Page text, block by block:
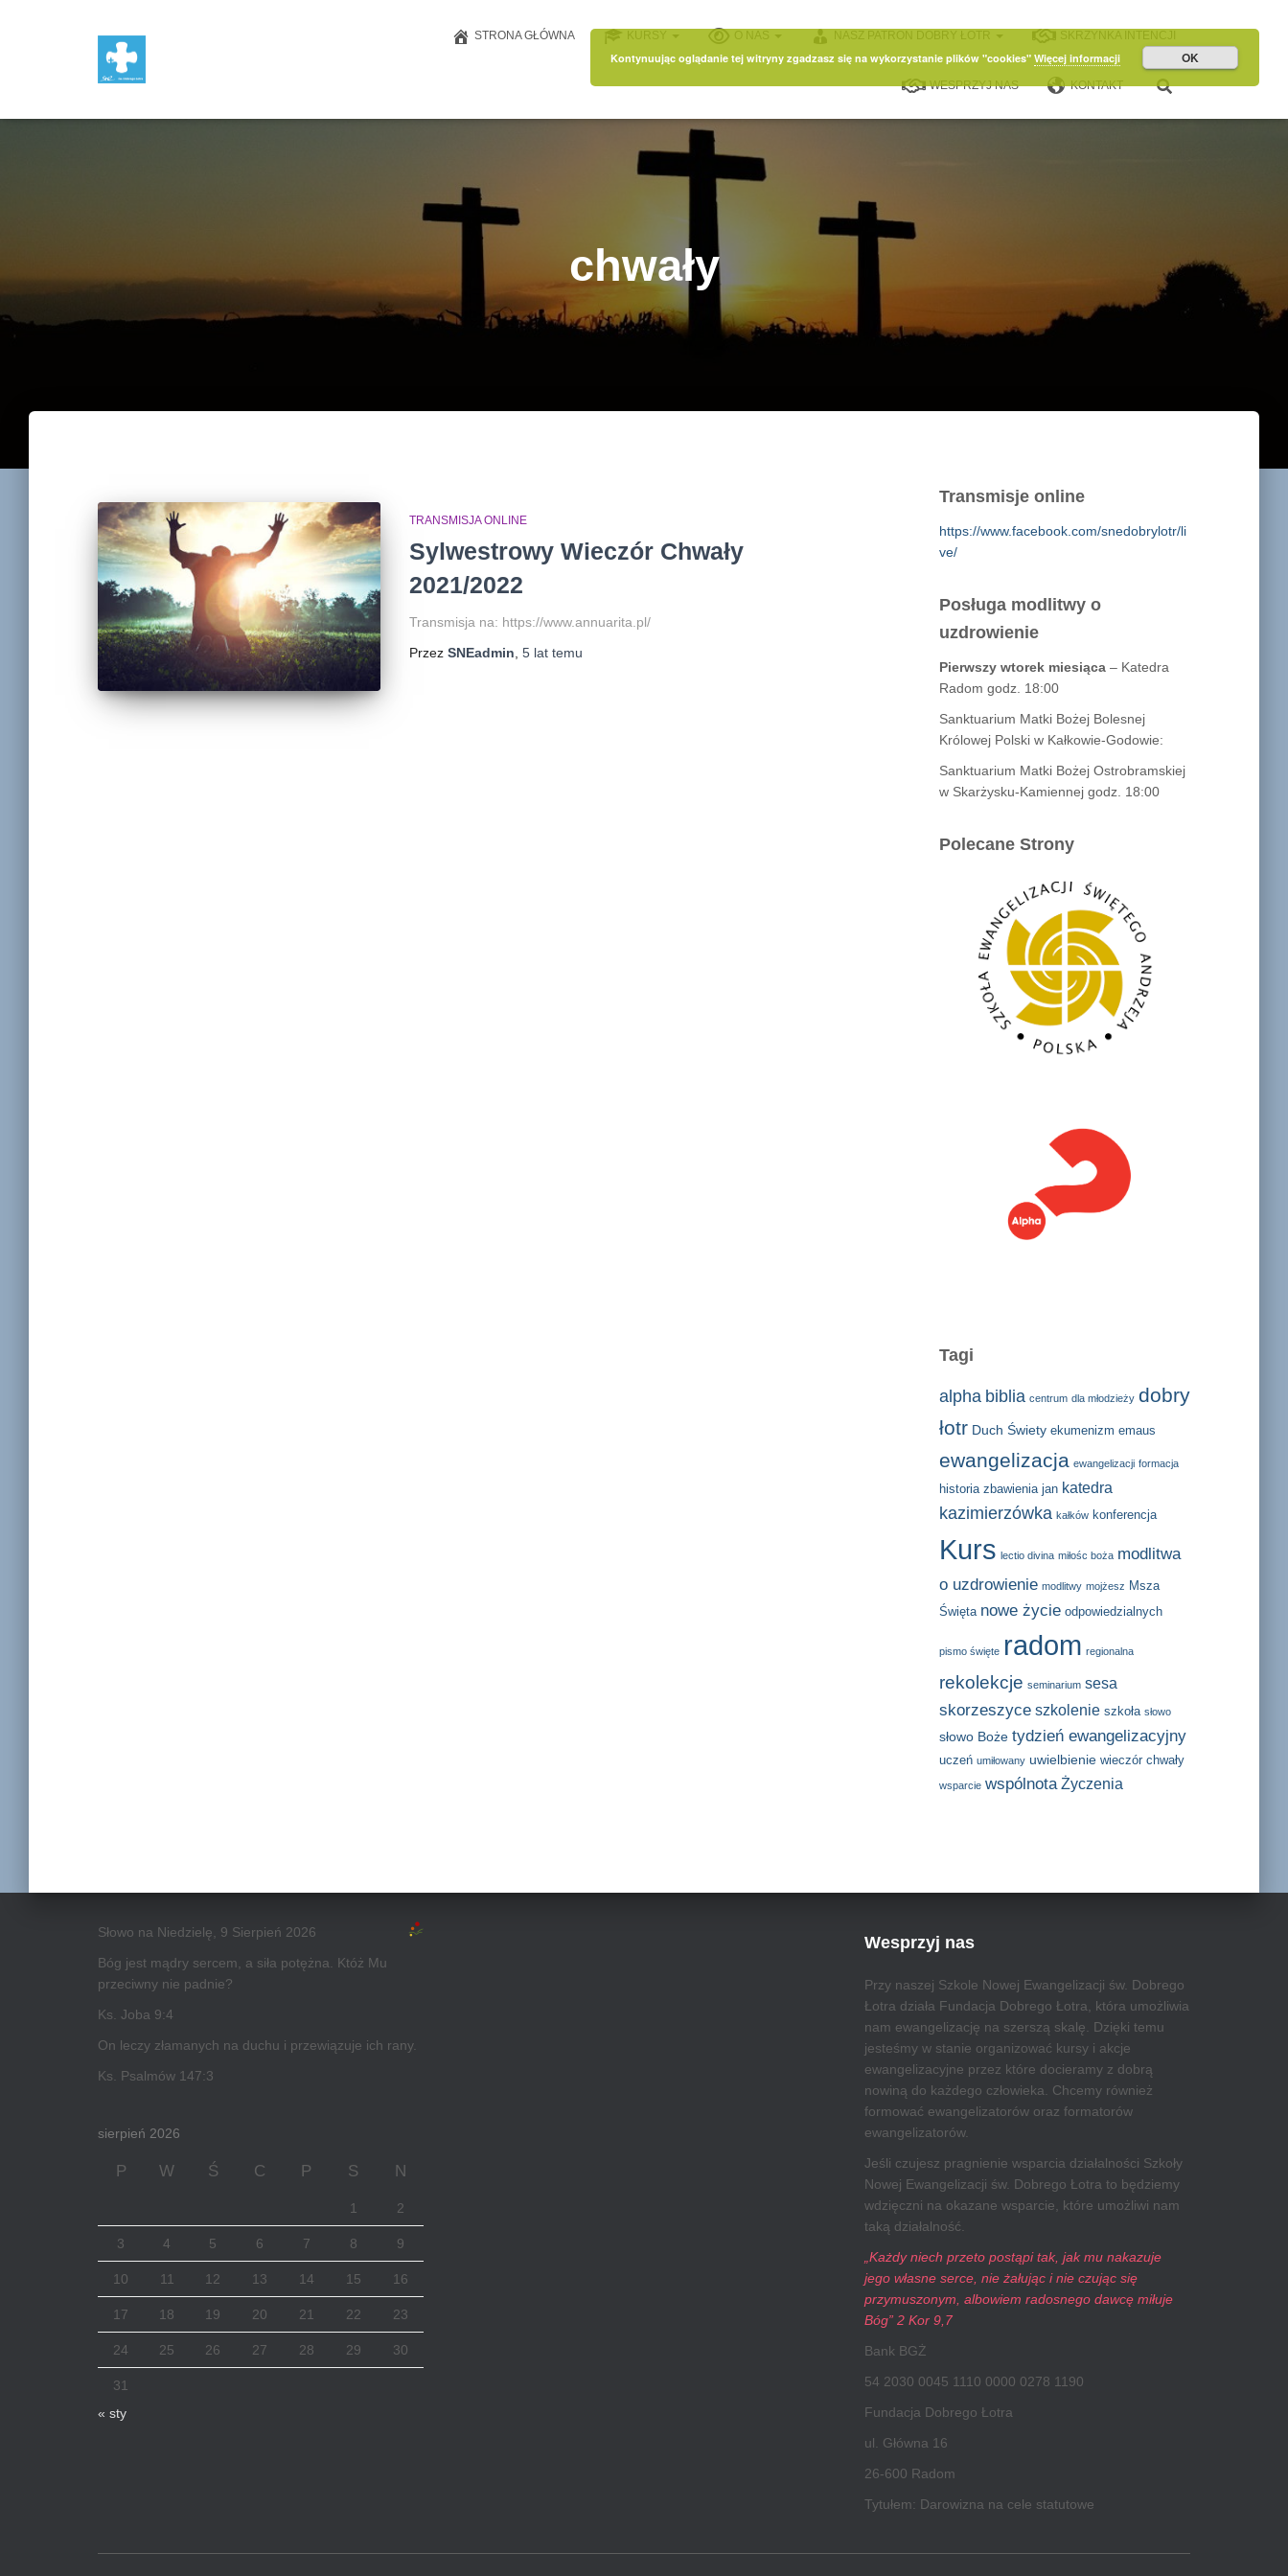
STRONA GŁÓWNA KURSY O NAS NASZ PATRON DOBRY ŁOTR SKRZYNKA INTENCJI
WESPRZYJ NAS KONTAKT
chwały
TRANSMISJA ONLINE
Sylwestrowy Wieczór Chwały
2021/2022
Transmisja na: https://www.annuarita.pl/
Przez SNEadmin 5 lat temu
Transmisje online
https://www.facebook.com/snedobrylotr/li
ve/
Posługa modlitwy o
uzdrowienie
Pierwszy wtorek miesiąca– Katedra
Radom godz. 18:00
Sanktuarium Matki Bożej Bolesnej
Królowej Polski w Kałkowie-Godowie:
Sanktuarium Matki Bożej Ostrobramskiej
w Skarżysku-Kamiennej godz. 18:00
Polecane Strony
Tagi
alpha biblia centrum dla młodzieży dobry
łotr Duch Świety ekumenizm emaus
ewangelizacja ewangelizacji formacja
historia zbawienia jan katedra
kazimierzówka kałków konferencja
Kurs lectio divina miłośc boża modlitwa
o uzdrowienie modlitwy mojżesz Msza
Święta nowe życie odpowiedzialnych
pismo święte radom regionalna
rekolekcje seminarium sesa
skorzeszyce szkolenie szkoła słowo
słowo Boże tydzień ewangelizacyjny
uczeń umiłowany uwielbienie wieczór chwały
wsparcie wspólnota Życzenia
Słowo na Niedzielę, 9 Sierpień 2026
Bóg jest mądry sercem, a siła potężna. Któż Mu
przeciwny nie padnie?
Ks. Joba 9:4
On leczy złamanych na duchu i przewiązuje ich rany.
Ks. Psalmów 147:3
sierpień 2026
P W Ś C P S N
1 2
3 4 5 6 7 8 9
10 11 12 13 14 15 16
17 18 19 20 21 22 23
24 25 26 27 28 29 30
31
« sty
Wesprzyj nas
Przy naszej Szkole Nowej Ewangelizacji św. Dobrego
Łotra działa Fundacja Dobrego Łotra, która umożliwia
nam ewangelizację na szerszą skalę. Dzięki temu
jesteśmy w stanie organizować kursy i akcje
ewangelizacyjne przez które docieramy z dobrą
nowiną do każdego człowieka. Chcemy również
formować ewangelizatorów oraz formatorów
ewangelizatorów.
Jeśli czujesz pragnienie wsparcia działalności Szkoły
Nowej Ewangelizacji św. Dobrego Łotra to będziemy
wdzięczni na okazane wsparcie, które umożliwi nam
taką działalność.
„Każdy niech przeto postąpi tak, jak mu nakazuje
jego własne serce, nie żałując i nie czując się
przymuszonym, albowiem radosnego dawcę miłuje
Bóg” 2 Kor 9,7
Bank BGŻ
54 2030 0045 1110 0000 0278 1190
Fundacja Dobrego Łotra
ul. Główna 16
26-600 Radom
Tytułem: Darowizna na cele statutowe
Kontynuując oglądanie tej witryny zgadzasz się na wykorzystanie plików "cookies" Więcej informacji OK